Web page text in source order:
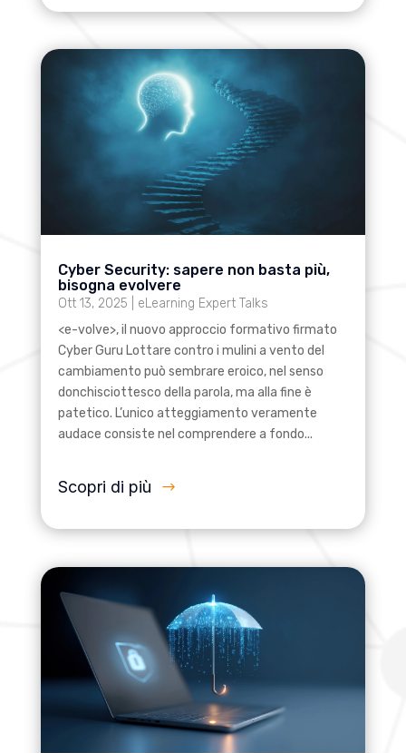
Cyber Security: sapere non basta più,
bisogna evolvere
Ott 13, 2025
eLearning Expert Talks
<e-volve>, il nuovo approccio formativo firmato
Cyber Guru Lottare contro i mulini a vento del
cambiamento può sembrare eroico, nel senso
donchisciottesco della parola, ma alla fine è
patetico. L’unico atteggiamento veramente
audace consiste nel comprendere a fondo...
Scopri di più